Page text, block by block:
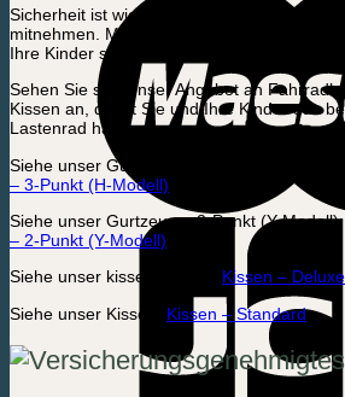
Sicherheit ist wichtig, wenn Sie Ihre Kinder
mitnehmen. Mit einem Fahrradhelm und
Ihre Kinder sicher in Ihrem Lastenfahrrad.
Sehen Sie sich unser Angebot an
Kissen an, damit Sie und Ihre Kinder das
Lastenrad haben.
Siehe unser Gurtzeug – 3-Punkt (H-Modell):
– 3-Punkt (H-Modell)
Siehe unser Gurtzeug – 2-Punkt (Y-Modell):
– 2-Punkt (Y-Modell)
Siehe unser kissen Deluxe: Kissen – Deluxe
Siehe unser Kissen: Kissen – Standard